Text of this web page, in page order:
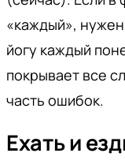
«каждый»,
йогу каждый
покрывает все
часть ошибок.
Ехать и